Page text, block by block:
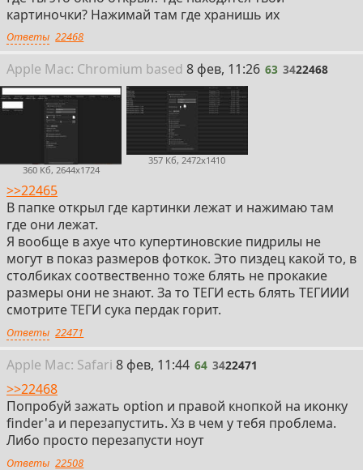
картиночки? Нажимай там где хранишь их
Ответы 22468
Apple Mac: Chromium based 63
8 фев, 11:26 63 3422468
360 Кб, 2644x1724
357 Кб, 2472x1410
>>22465
В папке открыл где картинки лежат и нажимаю там
где они лежат.
Я вообще в ахуе что купертиновские пидрилы не
могут в показ размеров фоткок. Это пиздец какой то, в
столбиках соотвественно тоже блять не прокакие
размеры они не знают. За то ТЕГИ есть блять ТЕГИИИ
смотрите ТЕГИ сука пердак горит.
Ответы 22471
Apple Mac: Safari 64
8 фев, 11:44 64 3422471
>>22468
Попробуй зажать option и правой кнопкой на иконку
finder'а и перезапустить. Хз в чем у тебя проблема.
Либо просто перезапусти ноут
Ответы 22508